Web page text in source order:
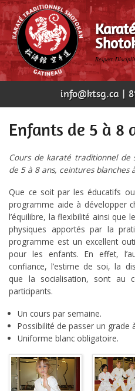
Respect.
info@ktsg.ca |
Accueil
Nos cours
Horaire
Évènements
Nous joindre
Ressources
Enfants de 5 à 8
Cours de karaté traditionnel de
de 5 à 8 ans, ceintures blanches
Que ce soit par les éducatifs
programme aide à développer
l’équilibre, la flexibilité ainsi que
physiques apportés par la
programme est un excellent
pour les enfants. En effet,
confiance, l’estime de soi, la
que la socialisation, sont au
participants.
Un cours par semaine.
Possibilité de passer un grade
Uniforme blanc obligatoire.